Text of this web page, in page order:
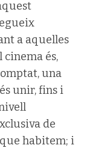
a aquelles
cinema és,
una
unir, fins i
de
habitem; i